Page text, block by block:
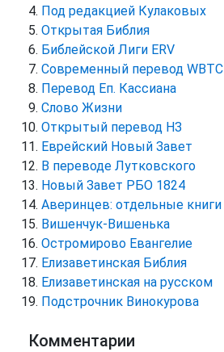
Под редакцией Кулаковых
Открытая Библия
Библейской Лиги ERV
Cовременный перевод WBTC
Перевод Еп. Кассиана
Слово Жизни
Открытый перевод НЗ
Еврейский Новый Завет
В переводе Лутковского
Новый Завет РБО 1824
Аверинцев: отдельные книги
Вишенчук-Вишенька
Остромирово Евангелие
Елизаветинская Библия
Елизаветинская на русском
Подстрочник Винокурова
Комментарии